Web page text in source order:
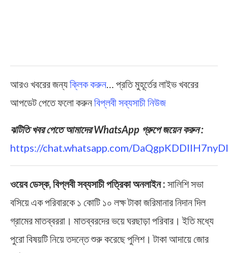
আরও খবরের জন্যক্লিক করুন … প্রতি মুহূর্তের লাইভ খবরের
আপডেট পেতে ফলো করুনবিপ্লবী সব্যসাচী নিউজ
ঝটিতি খবর পেতে আমাদের WhatsApp গ্রুপে জয়েন করুন :
https://chat.whatsapp.com/
ওয়েব ডেস্ক, বিপ্লবী সব্যসাচী পত্রিকা অনলাইন : সালিশি সভা
বসিয়ে এক পরিবারকে ১ কোটি ১০ লক্ষ টাকা জরিমানার নিদান দিল
গ্রামের মাতব্বররা। মাতব্বরদের ভয়ে ঘরছাড়া পরিবার। ইতি মধ্যে
পুরো বিষয়টি নিয়ে তদন্তে শুরু করেছে পুলিশ। টাকা আদায়ে জোর